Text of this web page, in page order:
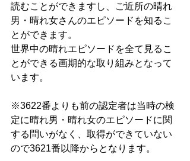
読むことができますし、ご近所の晴れ
男・晴れ女さんのエピソードを知るこ
とができます。
世界中の晴れエピソードを全て見るこ
とができる画期的な取り組みとなって
います。
※3622番よりも前の認定者は当時の検
定に晴れ男・晴れ女のエピソードに関
する問いがなく、取得ができていない
ので3621番以降からとなります。